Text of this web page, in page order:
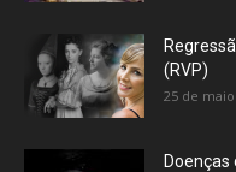
(RVP)
25 de